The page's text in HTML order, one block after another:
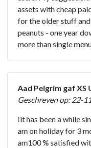
assets with cheap
for the older stuff
peanuts - one year
more than single
Aad Pelgrim gaf XS
Geschreven op: 22-
Iit has been a while
am on holiday for 3
am100 % satisfied